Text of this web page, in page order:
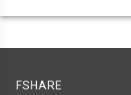
FSHARE